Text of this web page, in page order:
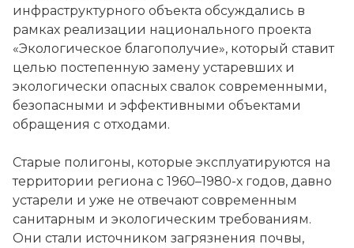
инфраструктурного объекта обсуждались в
рамках реализации национального проекта
«Экологическое благополучие», который ставит
целью постепенную замену устаревших и
экологически опасных свалок современными,
безопасными и эффективными объектами
обращения с отходами.
Старые полигоны, которые эксплуатируются на
территории региона с 1960–1980-х годов, давно
устарели и уже не отвечают современным
санитарным и экологическим требованиям.
Они стали источником загрязнения почвы,